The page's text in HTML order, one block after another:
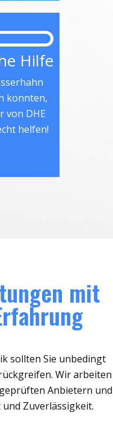
Hilfe
konnten,
von DHE
helfen!
mit
sollten Sie unbedingt
Wir arbeiten
Anbietern und
Zuverlässigkeit.